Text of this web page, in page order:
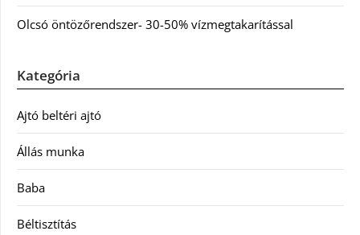
Olcsó öntözőrendszer- 30-50% vízmegtakarítással
Kategória
Ajtó beltéri ajtó
Állás munka
Baba
Béltisztítás